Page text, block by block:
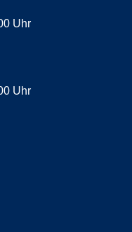
– 17:00 Uhr
18:00 Uhr